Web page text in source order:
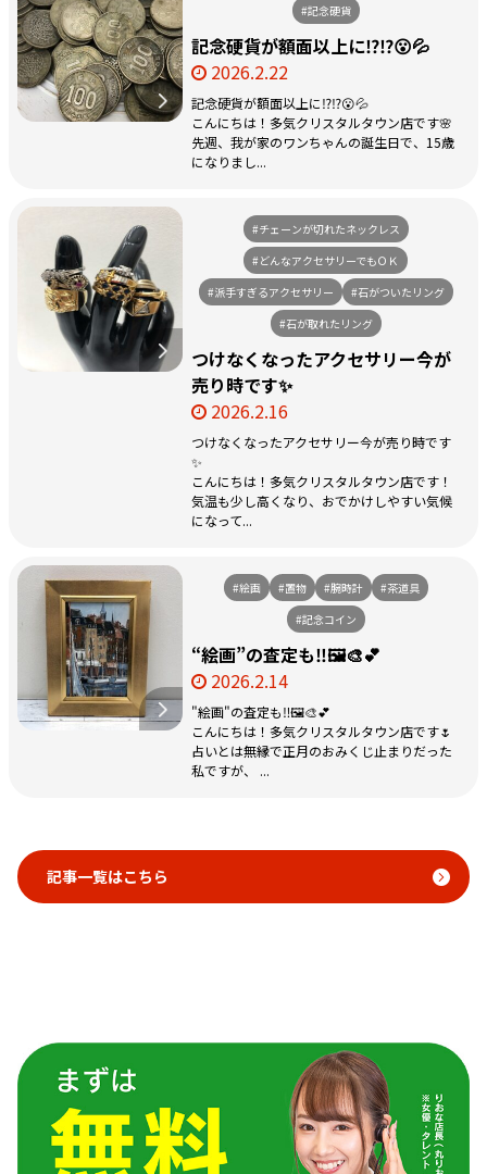
#記念硬貨
記念硬貨が額面以上に⁉️⁉️😮💦
2026.2.22
記念硬貨が額面以上に⁉️⁉️😮💦
こんにちは！多気クリスタルタウン店です🌸
先週、我が家のワンちゃんの誕生日で、15歳
になりまし...
#チェーンが切れたネックレス
#どんなアクセサリーでもＯＫ
#派手すぎるアクセサリー
#石がついたリング
#石が取れたリング
つけなくなったアクセサリー今が
売り時です✨
2026.2.16
つけなくなったアクセサリー今が売り時です
✨
こんにちは！多気クリスタルタウン店です！
気温も少し高くなり、おでかけしやすい気候
になって...
#絵画 #置物 #腕時計
#茶道具
#記念コイン
“絵画”の査定も‼️🖼️🎨💕
2026.2.14
"絵画"の査定も‼️🖼️🎨💕
こんにちは！多気クリスタルタウン店です🌷
占いとは無縁で正月のおみくじ止まりだった
私ですが、 ...
記事一覧はこちら